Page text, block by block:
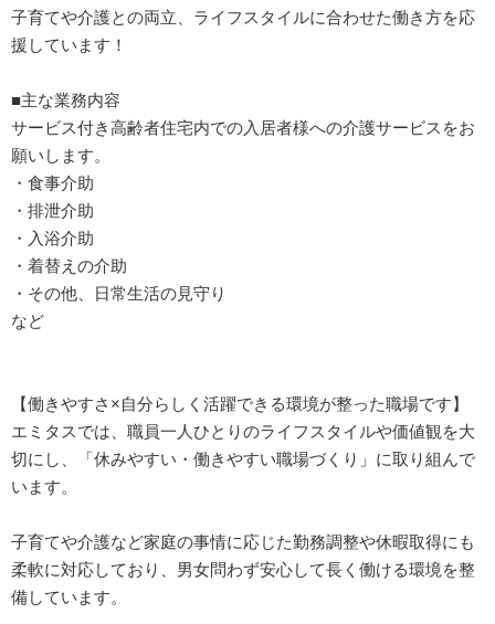
子育てや介護との両立、ライフスタイルに合わせた働き方を応
援しています！
■主な業務内容
サービス付き高齢者住宅内での入居者様への介護サービスをお
願いします。
・食事介助
・排泄介助
・入浴介助
・着替えの介助
・その他、日常生活の見守り
など
【働きやすさ×自分らしく活躍できる環境が整った職場です】
エミタスでは、職員一人ひとりのライフスタイルや価値観を大
切にし、「休みやすい・働きやすい職場づくり」に取り組んで
います。
子育てや介護など家庭の事情に応じた勤務調整や休暇取得にも
柔軟に対応しており、男女問わず安心して長く働ける環境を整
備しています。